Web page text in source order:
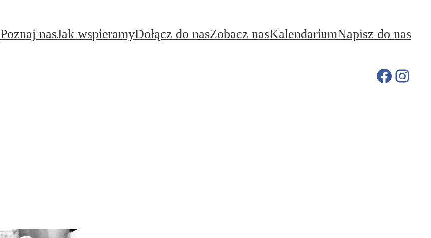
Poznaj nasJak wspieramyDołącz do nasZobacz nasKalendariumNapisz do nas